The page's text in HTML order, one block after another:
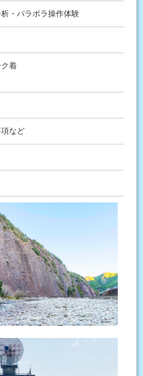
・パラボラ操作体験
着
など